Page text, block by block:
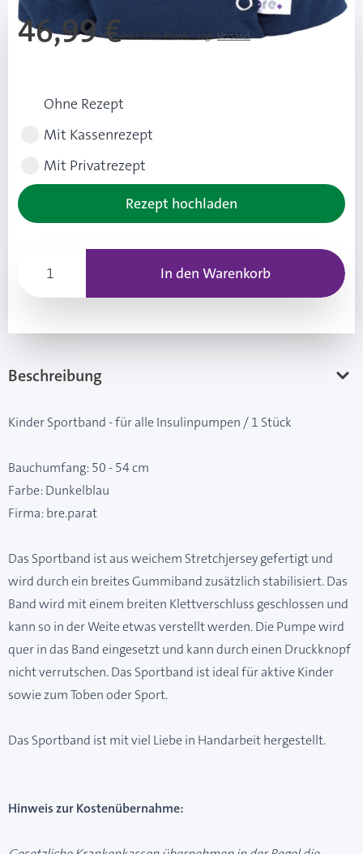
46,99 €Inkl. 19% Mwst.,zzgl.Versand
Ohne Rezept
Mit Kassenrezept
Mit Privatrezept
Rezept hochladen
In den Warenkorb
Beschreibung
Kinder Sportband - für alle Insulinpumpen / 1 Stück
Bauchumfang: 50 - 54 cm
Farbe: Dunkelblau
Firma: bre.parat
Das Sportband ist aus weichem Stretchjersey gefertigt und
wird durch ein breites Gummiband zusätzlich stabilisiert. Das
Band wird mit einem breiten Klettverschluss geschlossen und
kann so in der Weite etwas verstellt werden. Die Pumpe wird
quer in das Band eingesetzt und kann durch einen Druckknopf
nicht verrutschen. Das Sportband ist ideal für aktive Kinder
sowie zum Toben oder Sport.
Das Sportband ist mit viel Liebe in Handarbeit hergestellt.
Hinweis zur Kostenübernahme: